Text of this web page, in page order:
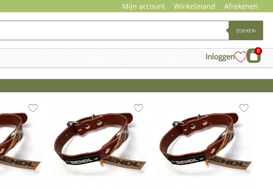
Mijn account Winkelmand Afrekenen
ZOEKEN
Inloggen
0